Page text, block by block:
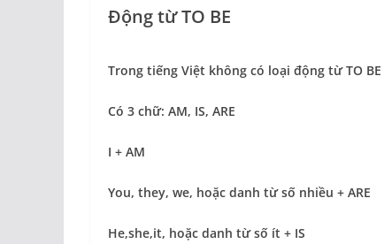
Động từ TO BE
Trong tiếng Việt không có loại động từ TO BE
Có 3 chữ: AM, IS, ARE
I + AM
You, they, we, hoặc danh từ số nhiều + ARE
He,she,it, hoặc danh từ số ít + IS